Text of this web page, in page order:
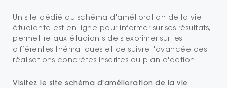
Un site dédié au schéma d'amélioration de la vie
étudiante est en ligne pour informer sur ses résultats,
permettre aux étudiants de s'exprimer sur les
différentes thématiques et de suivre l'avancée des
réalisations concrètes inscrites au plan d'action.
Visitez le site schéma d'amélioration de la vie